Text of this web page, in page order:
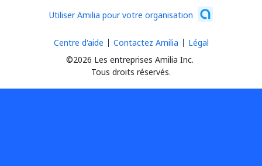
Utiliser Amilia pour votre organisation
©2026 Les entreprises Amilia Inc.
Tous droits réservés.
Centre d'aide Contactez Amilia Légal